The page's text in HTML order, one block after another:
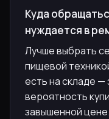
Куда
нуждается в
Лучше выбрать
пищевой
есть на складе —
вероятность
завышенной цене.